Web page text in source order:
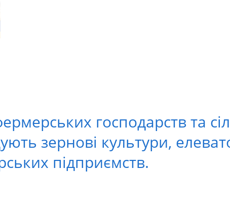
господарств та
зернові культури,
підприємств.